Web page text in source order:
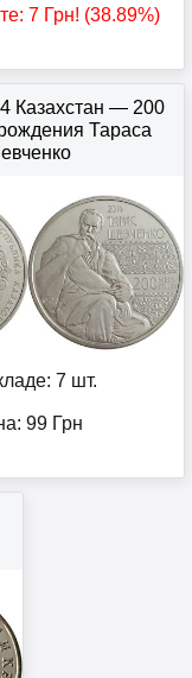
7Грн! (38.89%)
Казахстан — 200
Тараса
7 шт.
99 Грн